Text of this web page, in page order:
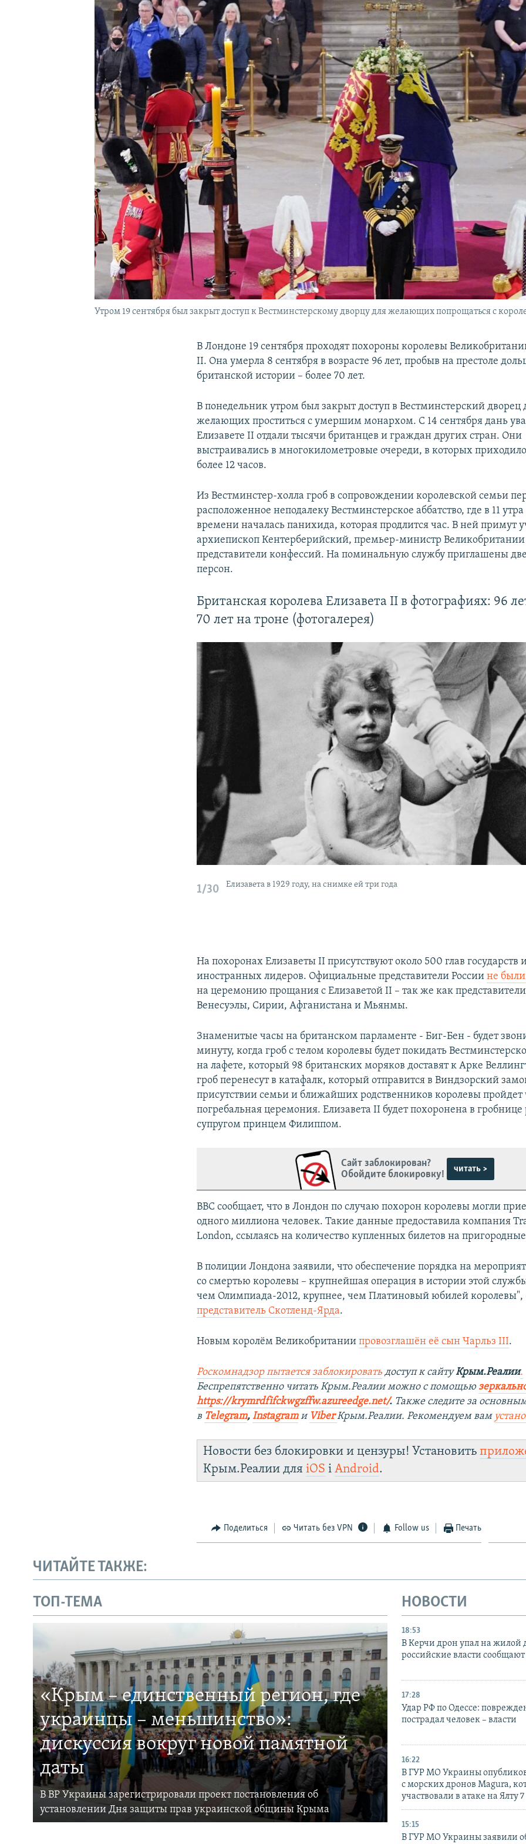
КРЫМ.НЕПОКОРЕННЫЙ
УКРАИНСКАЯ ПРОБЛЕМА КРЫМА
Утром 19 сентября был закрыт доступ к Вестминстерскому дворцу для желающих попрощаться с
В Лондоне 19 сентября проходят похороны королевы
II. Она умерла 8 сентября в возрасте 96 лет, пробыв на престоле
британской истории – более 70 лет.
В понедельник утром был закрыт доступ в Вестминстерский дворец
желающих проститься с умершим монархом. С 14 сентября дань
Елизавете II отдали тысячи британцев и граждан других стран. Они
выстраивались в многокилометровые очереди, в которых
более 12 часов.
Из Вестминстер-холла гроб в сопровождении королевской семьи
расположенное неподалеку Вестминстерское аббатство, где в 11
времени началась панихида, которая продлится час. В ней примут
архиепископ Кентерберийский, премьер-министр Великобритании
представители конфессий. На поминальную службу приглашены
персон.
Британская королева Елизавета II в фотографиях: 96
70 лет на троне (фотогалерея)
1/30 Елизавета в 1929 году, на снимке ей три года
На похоронах Елизаветы II присутствуют около 500 глав государств
иностранных лидеров. Официальные представители Россиине
на церемонию прощания с Елизаветой II – так же как представители
Венесуэлы, Сирии, Афганистана и Мьянмы.
Знаменитые часы на британском парламенте - Биг-Бен - будет
минуту, когда гроб с телом королевы будет покидать
на лафете, который 98 британских моряков доставят к Арке
гроб перенесут в катафалк, который отправится в Виндзорский
присутствии семьи и ближайших родственников королевы пройдет
погребальная церемония. Елизавета II будет похоронена в гробнице
супругом принцем Филиппом.
Сайт заблокирован?
Обойдите блокировку!
читать >
BBC сообщает, что в Лондон по случаю похорон королевы могли
одного миллиона человек. Такие данные предоставила компания
London, ссылаясь на количество купленных билетов на
В полиции Лондона заявили, что обеспечение порядка на
со смертью королевы – крупнейшая операция в истории этой
чем Олимпиада-2012, крупнее, чем Платиновый юбилей
представитель Скотленд-Ярда.
Новым королём Великобританиипровозглашён её сын Чарльз III.
Роскомнадзор пытается заблокировать доступ к сайтуКрым.Реалии.
Беспрепятственно читать Крым.Реалии можно с помощью
https://krymrdfifckwgzffw.azureedge.net/. ​ Также следите за
в Telegram, Instagram и ViberКрым.Реалии. Рекомендуем вам
Новости без блокировки и цензуры! Установить
Крым.Реалии дляiOS іAndroid.
Поделиться Читать без VPN Follow us Печать
ЧИТАЙТЕ ТАКЖЕ:
ТОП-ТЕМА
«Крым – единственный регион, где
украинцы – меньшинство»:
дискуссия вокруг новой памятной
даты
В ВР Украины зарегистрировали проект постановления об
установлении Дня защиты прав украинской общины Крыма
НОВОСТИ
18:53
В Керчи дрон упал на жилой
российские власти
17:28
Удар РФ по Одессе:
пострадал человек – власти
16:22
В ГУР МО Украины
с морских дронов Magura,
участвовали в атаке на Ялту 7
15:15
В ГУР МО Украины заявили